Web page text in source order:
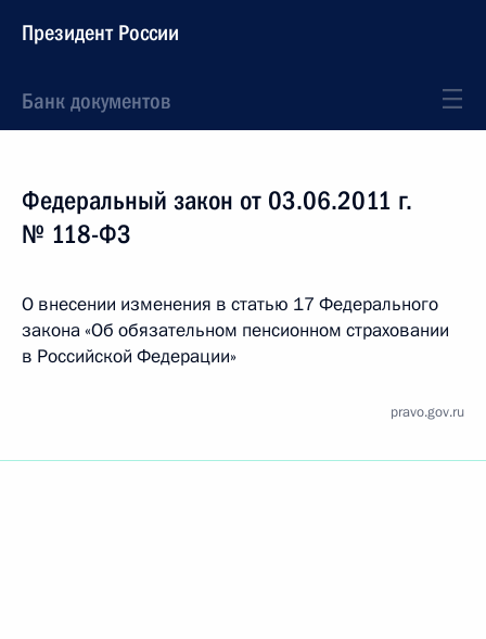
Президент России
Банк документов
Федеральный закон от 03.06.2011 г.
№ 118-ФЗ
О внесении изменения в статью 17 Федерального
закона «Об обязательном пенсионном страховании
в Российской Федерации»
pravo.gov.ru